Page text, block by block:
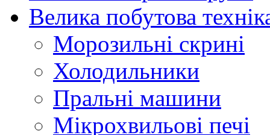
Велика побутова
Морозильні скрині
Холодильники
Пральні машини
Мікрохвильові печі